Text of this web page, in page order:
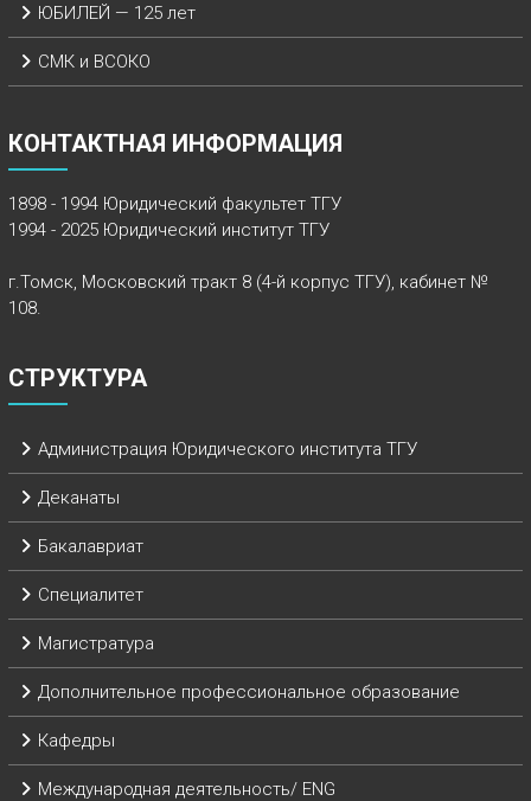
ЮБИЛЕЙ — 125 лет
СМК и ВСОКО
КОНТАКТНАЯ ИНФОРМАЦИЯ
1898 - 1994 Юридический факультет ТГУ
1994 - 2025 Юридический институт ТГУ
г.Томск, Московский тракт 8 (4-й корпус ТГУ), кабинет №
108.
СТРУКТУРА
Администрация Юридического института ТГУ
Деканаты
Бакалавриат
Специалитет
Магистратура
Дополнительное профессиональное образование
Кафедры
Международная деятельность/ ENG